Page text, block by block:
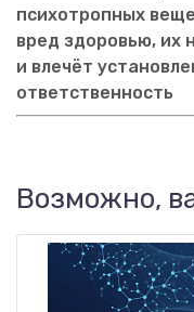
психотропных
вред здоровью, их
и влечёт
ответственность
Возможно,